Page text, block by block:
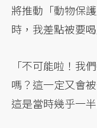
將推動「動物保
時，我差點被要
「不可能啦！我
嗎？這一定又會
這是當時幾乎一